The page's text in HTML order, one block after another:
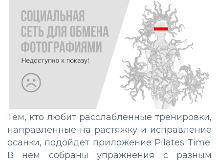
Тем, кто любит расслабленные тренировки,
направленные на растяжку и исправление
осанки, подойдет приложение Pilates Time.
В нем собраны упражнения с разным